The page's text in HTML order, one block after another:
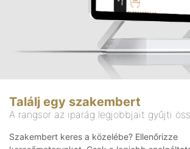
Találj egy szakembert
A rangsor az iparág legjobbjait gyűjti
Szakembert keres a közelébe? Ellenőrizze